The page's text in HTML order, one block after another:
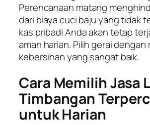
Perencanaan matang
dari biaya cuci baju yang tidak
kas pribadi Anda akan tetap
aman harian. Pilih gerai dengan
kebersihan yang sangat baik.
Cara Memilih Jasa
Timbangan
untuk Harian